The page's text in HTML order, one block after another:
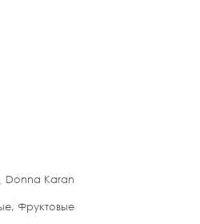
Donna Karan
, Фруктовые